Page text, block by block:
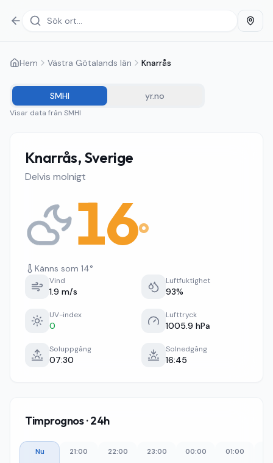
Hem Västra Götalands län Knarrås
SMHI yr.no
Visar data från SMHI
Knarrås, Sverige
Delvis molnigt
16°
Känns som 14°
Vind
1.9 m/s
Luftfuktighet
93%
UV-index
0
Lufttryck
1005.9 hPa
Soluppgång
07:30
Solnedgång
16:45
Timprognos · 24h
Nu 21:00 22:00 23:00 00:00 01:00